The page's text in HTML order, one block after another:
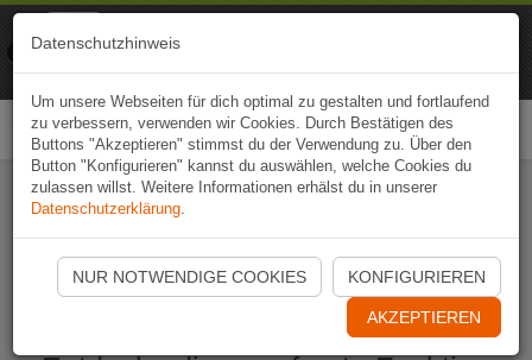
Naviki App jetzt öffnen
Datenschutzhinweis
Um unsere Webseiten für dich optimal zu gestalten und fortlaufend
zu verbessern, verwenden wir Cookies. Durch Bestätigen des
Buttons "Akzeptieren" stimmst du der Verwendung zu. Über den
Button "Konfigurieren" kannst du auswählen, welche Cookies du
zulassen willst. Weitere Informationen erhälst du in unserer
Datenschutzerklärung.
NUR NOTWENDIGE COOKIES KONFIGURIEREN
AKZEPTIEREN
Naviki